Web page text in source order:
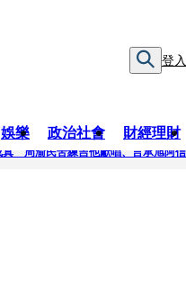
登入
娛樂 政治社會 財經理財